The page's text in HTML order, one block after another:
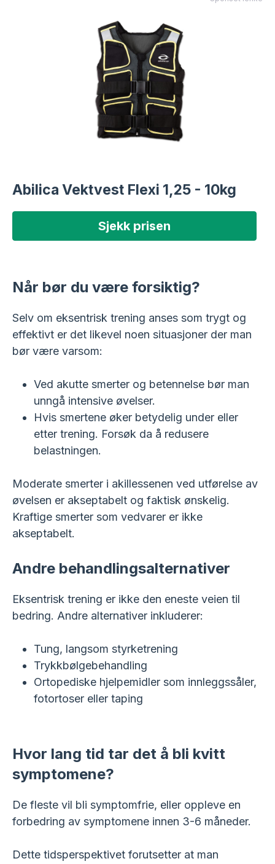
Abilica Vektvest Flexi 1,25 - 10kg
Sjekk prisen
Når bør du være forsiktig?
Selv om eksentrisk trening anses som trygt og
effektivt er det likevel noen situasjoner der man
bør være varsom:
Ved akutte smerter og betennelse bør man
unngå intensive øvelser.
Hvis smertene øker betydelig under eller
etter trening. Forsøk da å redusere
belastningen.
Moderate smerter i akillessenen ved utførelse av
øvelsen er akseptabelt og faktisk ønskelig.
Kraftige smerter som vedvarer er ikke
akseptabelt.
Andre behandlingsalternativer
Eksentrisk trening er ikke den eneste veien til
bedring. Andre alternativer inkluderer:
Tung, langsom styrketrening
Trykkbølgebehandling
Ortopediske hjelpemidler som innleggssåler,
fotortoser eller taping
Hvor lang tid tar det å bli kvitt
symptomene?
De fleste vil bli symptomfrie, eller oppleve en
forbedring av symptomene innen 3-6 måneder.
Dette tidsperspektivet forutsetter at man